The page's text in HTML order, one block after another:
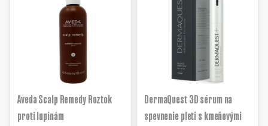
Aveda Scalp Remedy Roztok
proti lupinám
DermaQuest 3D sérum na
spevnenie pleti s kmeňovými